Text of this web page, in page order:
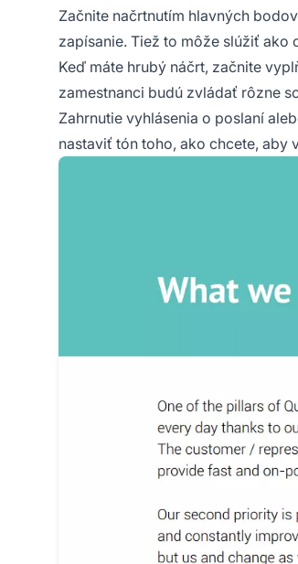
Začnite načrtnutím hlavných
zapísanie. Tiež to môže slúžiť
Keď máte hrubý náčrt, začnite
zamestnanci budú zvládať rôzne
Zahrnutie vyhlásenia o poslaní
nastaviť tón toho, ako chcete, aby